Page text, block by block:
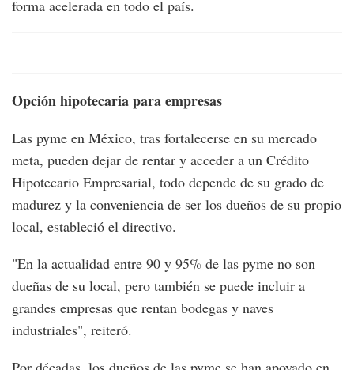
forma acelerada en todo el país.
Opción hipotecaria para empresas
Las pyme en México, tras fortalecerse en su mercado
meta, pueden dejar de rentar y acceder a un Crédito
Hipotecario Empresarial, todo depende de su grado de
madurez y la conveniencia de ser los dueños de su propio
local, estableció el directivo.
"En la actualidad entre 90 y 95% de las pyme no son
dueñas de su local, pero también se puede incluir a
grandes empresas que rentan bodegas y naves
industriales", reiteró.